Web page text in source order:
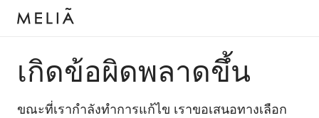
เกิดข้อผิดพลาดขึ้น
ขณะที่เรากำลังทำการแก้ไข เราขอเสนอทางเลือก